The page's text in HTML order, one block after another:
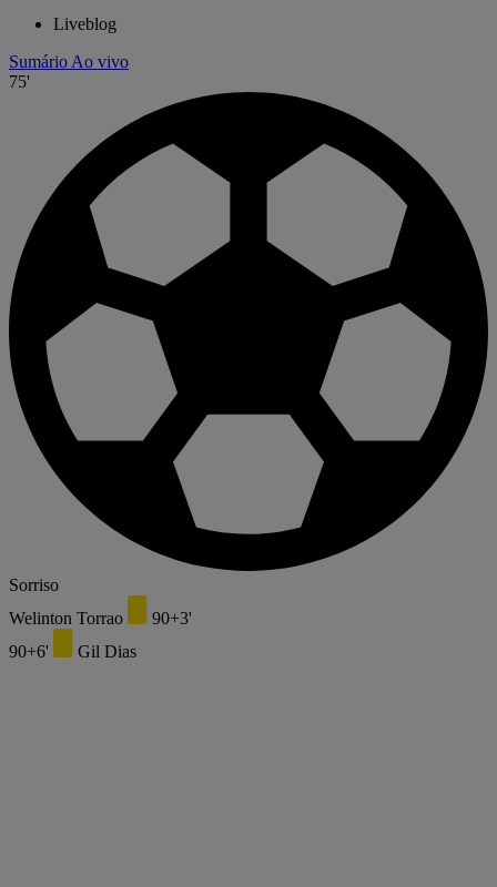
Liveblog
Sumário Ao vivo
75'
Sorriso
Welinton Torrao
90+3'
90+6'
Gil Dias